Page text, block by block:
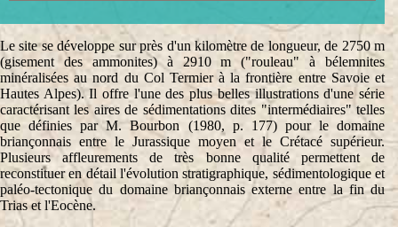
Le site se développe sur près d'un kilomètre de longueur, de 2750 m
(gisement des ammonites) à 2910 m ("rouleau" à bélemnites
minéralisées au nord du Col Termier à la frontière entre Savoie et
Hautes Alpes). Il offre l'une des plus belles illustrations d'une série
caractérisant les aires de sédimentations dites "intermédiaires" telles
que définies par M. Bourbon (1980, p. 177) pour le domaine
briançonnais entre le Jurassique moyen et le Crétacé supérieur.
Plusieurs affleurements de très bonne qualité permettent de
reconstituer en détail l'évolution stratigraphique, sédimentologique et
paléo-tectonique du domaine briançonnais externe entre la fin du
Trias et l'Eocène.